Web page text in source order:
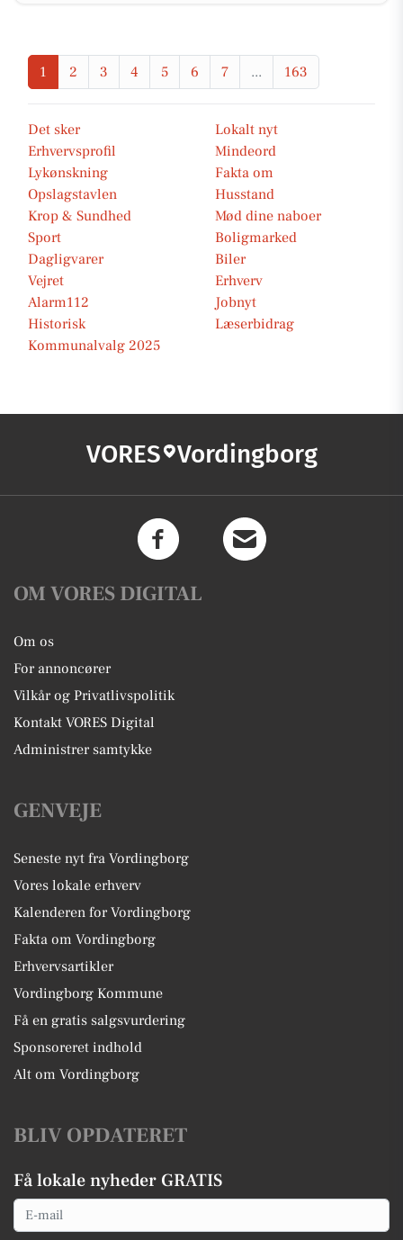
1 2 3 4 5 6 7 ... 163
Det sker
Lokalt nyt
Erhvervsprofil
Mindeord
Lykønskning
Fakta om
Opslagstavlen
Husstand
Krop & Sundhed
Mød dine naboer
Sport
Boligmarked
Dagligvarer
Biler
Vejret
Erhverv
Alarm112
Jobnyt
Historisk
Læserbidrag
Kommunalvalg 2025
VORES Vordingborg
OM VORES DIGITAL
Om os
For annoncører
Vilkår og Privatlivspolitik
Kontakt VORES Digital
Administrer samtykke
GENVEJE
Seneste nyt fra Vordingborg
Vores lokale erhverv
Kalenderen for Vordingborg
Fakta om Vordingborg
Erhvervsartikler
Vordingborg Kommune
Få en gratis salgsvurdering
Sponsoreret indhold
Alt om Vordingborg
BLIV OPDATERET
Få lokale nyheder GRATIS
Email